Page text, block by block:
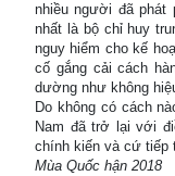
nhiều người đã phát
nhất là bộ chỉ huy
nguy hiểm cho kế
cố gắng cải cách
dường như không
Do không có cách
Nam đã trở lại với
chính kiến và cứ tiếp
Mùa Quốc hận 2018